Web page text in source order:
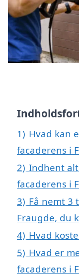
1) Hvad kan
facaderens i
2) Indhent
facaderens i
3) Få nemt 3
Fraugde, du
4) Hvad
5) Hvad er
facaderens i